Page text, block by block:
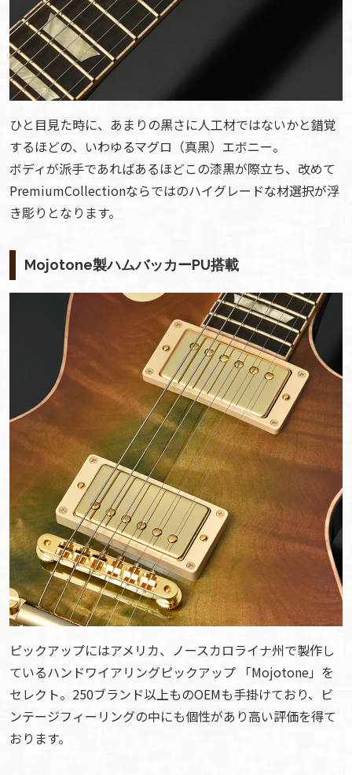
ひと目見た時に、あまりの黒さに人工材ではないかと錯覚
するほどの、いわゆるマグロ（真黒）エボニー。
ボディが派手であればあるほどこの漆黒が際立ち、改めて
PremiumCollectionならではのハイグレードな材選択が浮
き彫りとなります。
Mojotone製ハムバッカーPU搭載
ピックアップにはアメリカ、ノースカロライナ州で製作し
ているハンドワイアリングピックアップ 「Mojotone」を
セレクト。250ブランド以上ものOEMも手掛けており、ビ
ンテージフィーリングの中にも個性があり高い評価を得て
おります。